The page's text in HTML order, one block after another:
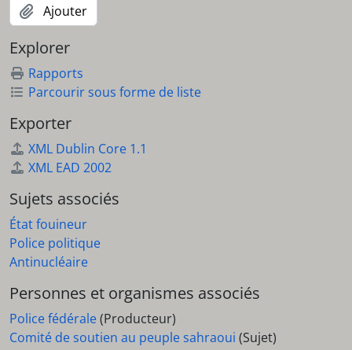
Ajouter
Explorer
Rapports
Parcourir sous forme de liste
Exporter
XML Dublin Core 1.1
XML EAD 2002
Sujets associés
État fouineur
Police politique
Antinucléaire
Personnes et organismes associés
Police fédérale(Producteur)
Comité de soutien au peuple sahraoui (Sujet)